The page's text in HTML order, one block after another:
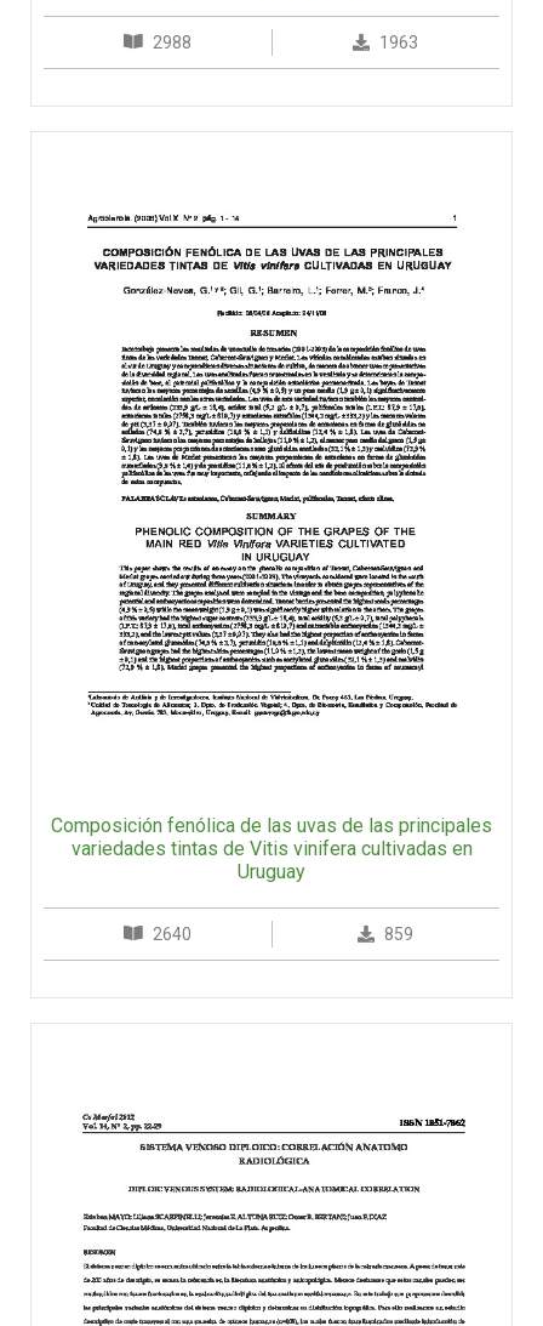
2988 1963
Composición fenólica de las uvas de las principales
variedades tintas de Vitis vinifera cultivadas en
Uruguay
2640 859